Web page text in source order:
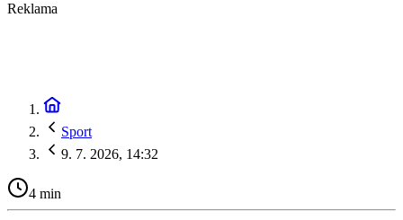
Reklama
Sport
9. 7. 2026, 14:32
4 min